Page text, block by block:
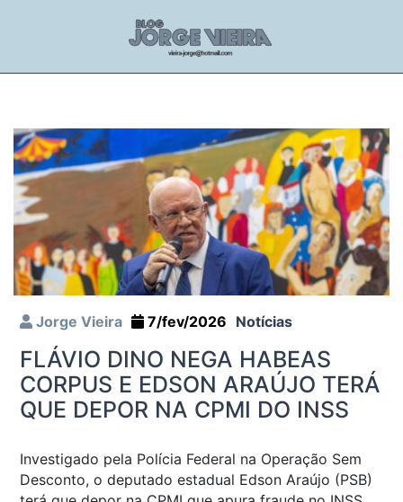
Jorge Vieira 7/fev/2026 Notícias
FLÁVIO DINO NEGA HABEAS
CORPUS E EDSON ARAÚJO TERÁ
QUE DEPOR NA CPMI DO INSS
Investigado pela Polícia Federal na Operação Sem
Desconto, o deputado estadual Edson Araújo (PSB)